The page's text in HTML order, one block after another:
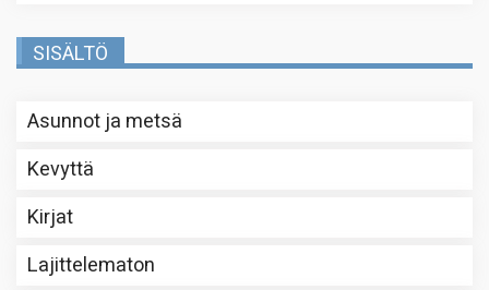
SISÄLTÖ
Asunnot ja metsä
Kevyttä
Kirjat
Lajittelematon